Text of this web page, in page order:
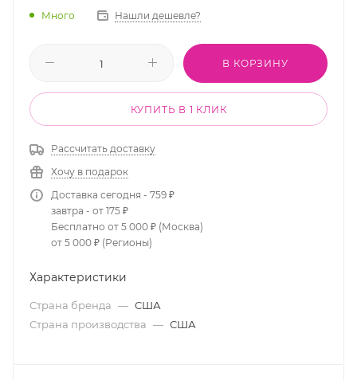
Много Нашли дешевле?
В КОРЗИНУ
КУПИТЬ В 1 КЛИК
Рассчитать доставку
Хочу в подарок
Доставка сегодня - 759 ₽
завтра - от 175 ₽
Бесплатно от 5 000 ₽ (Москва)
от 5 000 ₽ (Регионы)
Характеристики
Страна бренда — США
Страна производства — США